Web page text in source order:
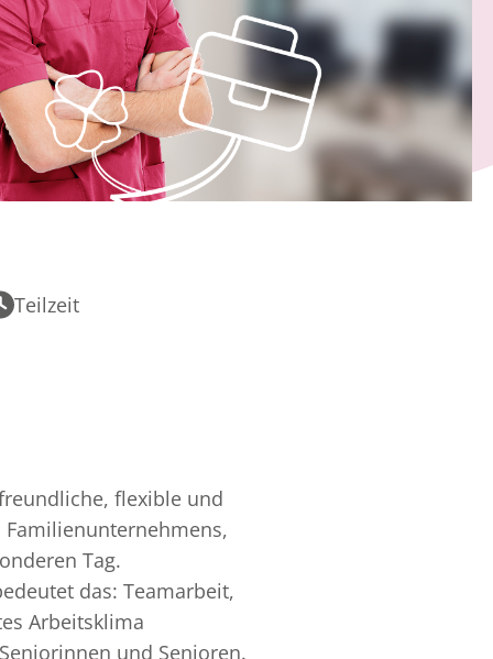
Teilzeit
flexible und
Tag.
das: Teamarbeit,
Arbeitsklima
und Senioren.